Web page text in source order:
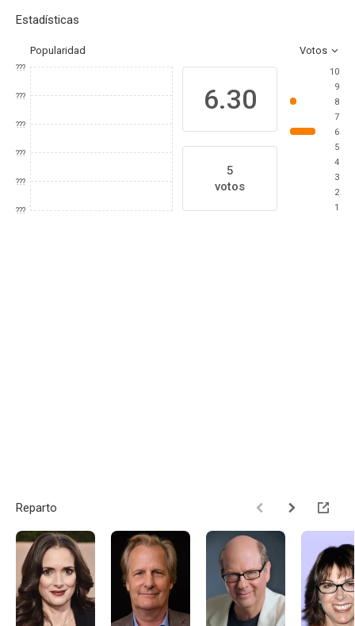
Estadísticas
Popularidad Votos
???
???
???
???
???
???
6.30
5
votos
10
9
8
7
6
5
4
3
2
1
Reparto